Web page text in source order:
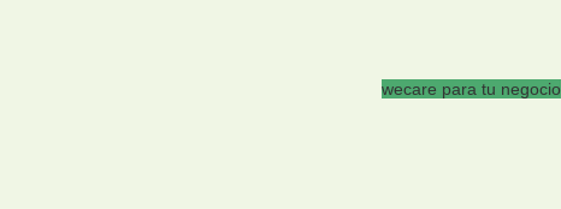
wecare para tu negocio